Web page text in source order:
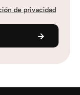
de privacidad